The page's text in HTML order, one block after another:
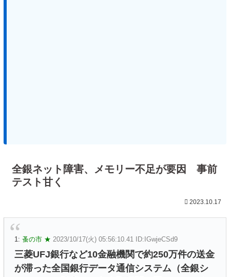
全銀ネット障害、メモリー不足が要因 事前
テスト甘く
2023.10.17
1: 蚤の市 ★ 2023/10/17(火) 05:56:10.41 ID:IGwjeCSd9
三菱UFJ銀行など10金融機関で約250万件の送金
が滞った全国銀行データ通信システム（全銀シ